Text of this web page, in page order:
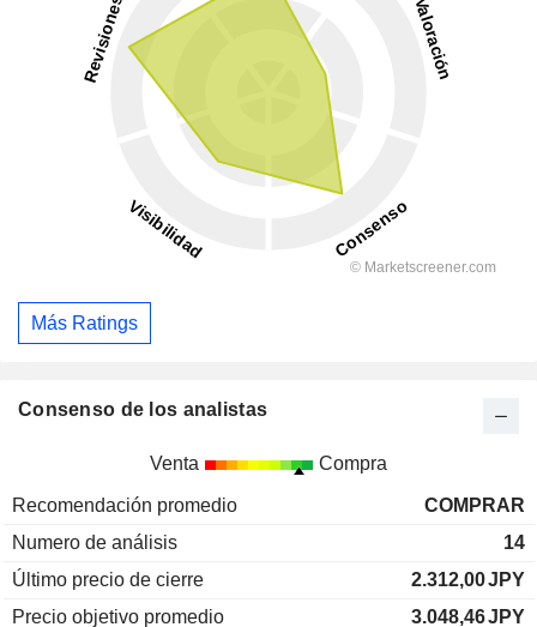
Más Ratings
Consenso de los analistas
Venta Compra
Recomendación promedio
COMPRAR
Numero de análisis
14
Último precio de cierre
2.312,00JPY
Precio objetivo promedio
3.048,46JPY